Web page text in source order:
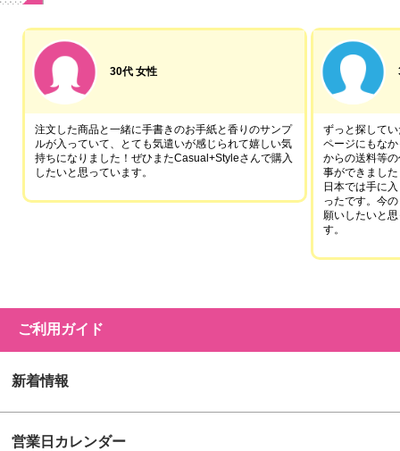
30代 女性
注文した商品と一緒に手書きのお手紙と香りのサンプ
ルが入っていて、とても気遣いが感じられて嬉しい気
持ちになりました！ぜひまたCasual+Styleさんで購入
したいと思っています。
ずっと探して
ページにもな
からの送料等
事ができました
日本では手に
ったです。今
願いしたいと
す。
ご利用ガイド
新着情報
営業日カレンダー